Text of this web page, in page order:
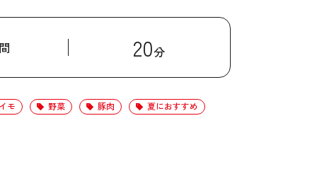
20分
モ 野菜 豚肉 夏におすすめ